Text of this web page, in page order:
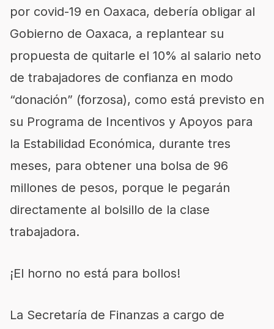
por covid-19 en Oaxaca, debería obligar al
Gobierno de Oaxaca, a replantear su
propuesta de quitarle el 10% al salario neto
de trabajadores de confianza en modo
“donación” (forzosa), como está previsto en
su Programa de Incentivos y Apoyos para
la Estabilidad Económica, durante tres
meses, para obtener una bolsa de 96
millones de pesos, porque le pegarán
directamente al bolsillo de la clase
trabajadora.
¡El horno no está para bollos!
La Secretaría de Finanzas a cargo de